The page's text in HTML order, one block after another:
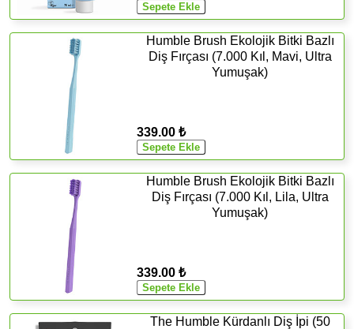
Humble Brush Ekolojik Bitki Bazlı
Diş Fırçası (7.000 Kıl, Mavi, Ultra
Yumuşak)
339.00 ₺
Humble Brush Ekolojik Bitki Bazlı
Diş Fırçası (7.000 Kıl, Lila, Ultra
Yumuşak)
339.00 ₺
The Humble Kürdanlı Diş İpi (50